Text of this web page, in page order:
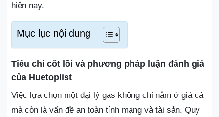
hiện nay.
Mục lục nội dung
Tiêu chí cốt lõi và phương pháp luận đánh giá
của Huetoplist
Việc lựa chọn một đại lý gas không chỉ nằm ở giá cả
mà còn là vấn đề an toàn tính mạng và tài sản. Quy